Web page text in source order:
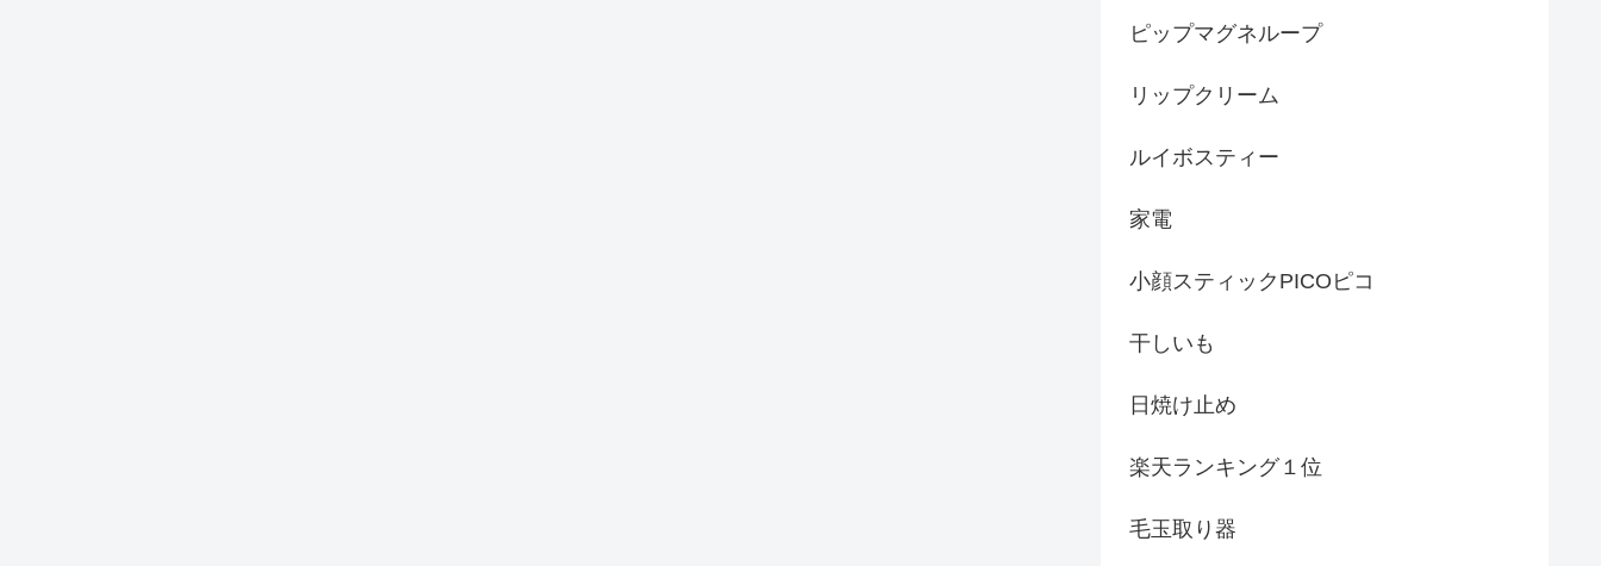
ピップマグネループ
リップクリーム
ルイボスティー
家電
小顔スティックPICOピコ
干しいも
日焼け止め
楽天ランキング１位
毛玉取り器